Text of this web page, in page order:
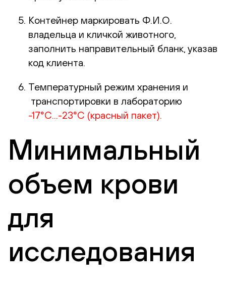
Контейнер маркировать Ф.И.О.
владельца и кличкой животного,
заполнить направительный бланк, указав
код клиента.
Температурный режим хранения и
транспортировки в лабораторию
-17°С...-23°С (красный пакет).
Минимальный
объем крови
для
исследования